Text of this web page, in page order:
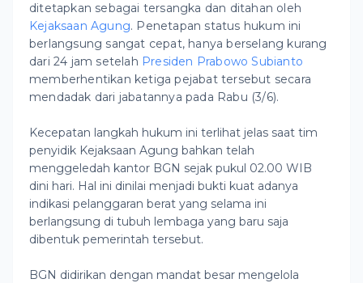
ditetapkan sebagai tersangka dan ditahan oleh
Kejaksaan Agung. Penetapan status hukum ini
berlangsung sangat cepat, hanya berselang kurang
dari 24 jam setelah Presiden Prabowo Subianto
memberhentikan ketiga pejabat tersebut secara
mendadak dari jabatannya pada Rabu (3/6).
Kecepatan langkah hukum ini terlihat jelas saat tim
penyidik Kejaksaan Agung bahkan telah
menggeledah kantor BGN sejak pukul 02.00 WIB
dini hari. Hal ini dinilai menjadi bukti kuat adanya
indikasi pelanggaran berat yang selama ini
berlangsung di tubuh lembaga yang baru saja
dibentuk pemerintah tersebut.
BGN didirikan dengan mandat besar mengelola